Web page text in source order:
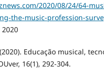
2020/08/24/64-
the-music-profession-
(2020). Educação musical,
16(1), 292-304.